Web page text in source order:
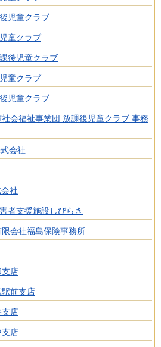
児童クラブ
童クラブ
後児童クラブ
童クラブ
児童クラブ
会福祉事業団 放課後児童クラブ 事務
会社
社
者支援施設しびらき
会社福島保険事務所
支店
前支店
支店
支店